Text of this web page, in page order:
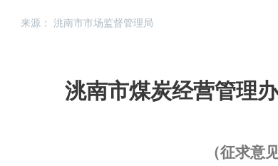
来源：洮南市市场监督管理局
洮南市煤炭经营管理
（征求意